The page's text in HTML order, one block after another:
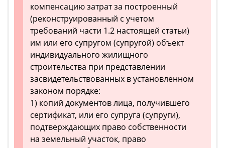
компенсацию затрат за построенный
(реконструированный с учетом
требований части 1.2 настоящей статьи)
им или его супругом (супругой) объект
индивидуального жилищного
строительства при представлении
засвидетельствованных в установленном
законом порядке:
1) копий документов лица, получившего
сертификат, или его супруга (супруги),
подтверждающих право собственности
на земельный участок, право